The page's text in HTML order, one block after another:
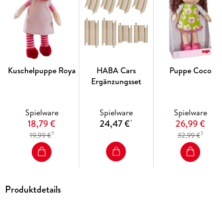
Kuschelpuppe Roya
Spielware
18,79 €
19,99 €5
HABA Cars
Ergänzungsset
Spielware
24,47 €*
Puppe Coco
Spielware
26,99 €
32,99 €5
Produktdetails